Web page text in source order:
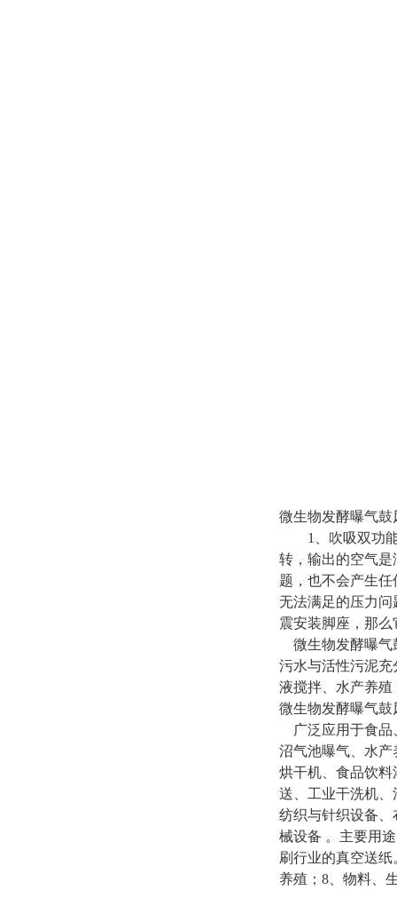
微生物发酵曝气
1、吹吸双功能
转，输出的空气
题，也不会产生
无法满足的压力
震安装脚座，那
微生物发酵曝气
污水与活性污泥
液搅拌、水产养
微生物发酵曝气鼓
广泛应用于食品
沼气池曝气、水
烘干机、食品饮
送、工业干洗机
纺织与针织设备
械设备 。 主要用
刷行业的真空送
养殖；8、物料、